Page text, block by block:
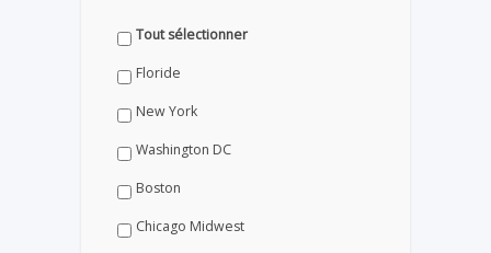
Tout sélectionner
Floride
New York
Washington DC
Boston
Chicago Midwest